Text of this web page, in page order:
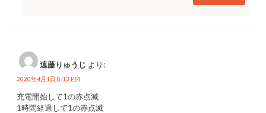
遠藤りゅうじ より:
2020年4月1日 8:13 PM
充電開始して1の赤点滅
1時間経過して1の赤点滅